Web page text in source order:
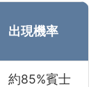
出現機率
約85%賓士